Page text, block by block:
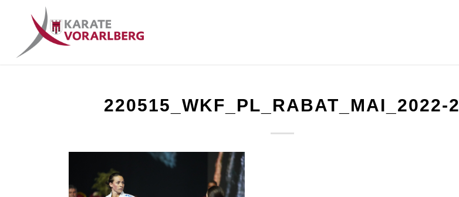
220515_WKF_PL_RABAT_MAI_2022-2